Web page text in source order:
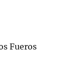
Fueros